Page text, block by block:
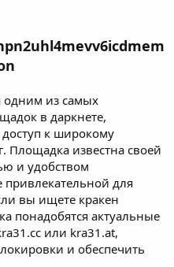
одним из самых
в даркнете,
доступ к широкому
Площадка известна своей
и удобством
привлекательной для
вы ищете кракен
понадобятся актуальные
или kra31.at,
и обеспечить